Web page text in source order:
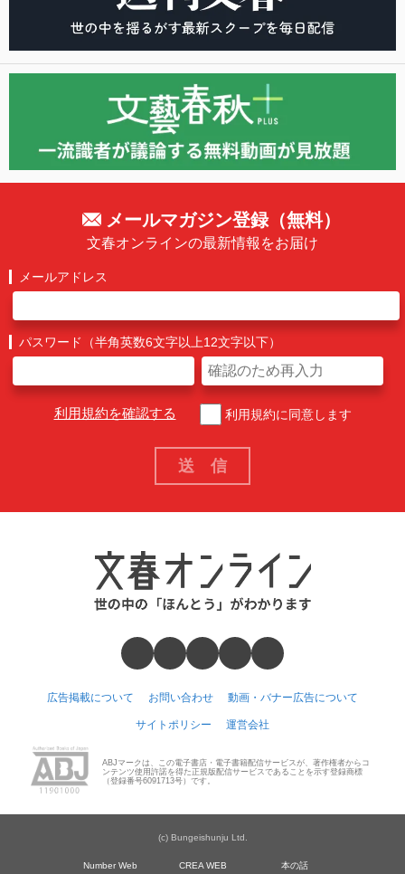
メールマガジン登録（無料）
文春オンラインの最新情報をお届け
メールアドレス
パスワード（半角英数6文字以上12文字以下）
利用規約を確認する 利用規約に同意します
広告掲載について お問い合わせ 動画・バナー広告について
サイトポリシー 運営会社
ABJマークは、この電子書店・電子書籍配信サービスが、著作権者からコ
ンテンツ使用許諾を得た正規版配信サービスであることを示す登録商標
（登録番号6091713号）です。
(c) Bungeishunju Ltd.
Number Web CREA WEB 本の話